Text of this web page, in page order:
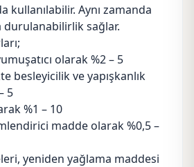
kullanılabilir. Aynı zamanda
durulanabilirlik sağlar.
olarak %2 – 5
besleyicilik ve yapışkanlık
5
%1 – 10
madde olarak %0,5 –
yeniden yağlama maddesi